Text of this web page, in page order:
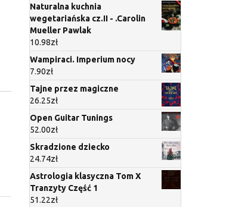
Naturalna kuchnia
wegetariańska cz.II - .Carolin
Mueller Pawlak
10.98zł
Wampiraci. Imperium nocy
7.90zł
Tajne przez magiczne
26.25zł
Open Guitar Tunings
52.00zł
Skradzione dziecko
24.74zł
Astrologia klasyczna Tom X
Tranzyty Część 1
51.22zł